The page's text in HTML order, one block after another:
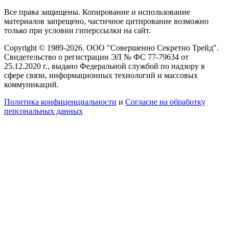
Все права защищены. Копирование и использование
материалов запрещено, частичное цитирование возможно
только при условии гиперссылки на сайт.
Copyright © 1989-2026. ООО "Совершенно Секретно Трейд".
Свидетельство о регистрации ЭЛ № ФС 77-79634 от
25.12.2020 г., выдано Федеральной службой по надзору в
сфере связи, информационных технологий и массовых
коммуникаций.
Политика конфиценциальности и Согласие на обработку
персональных данных